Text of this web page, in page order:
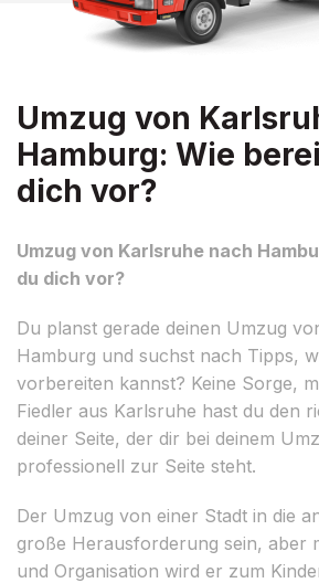
Umzug von
Hamburg: Wie
dich vor?
Umzug von Karlsruhe nach
du dich vor?
Du planst gerade deinen Umzug
Hamburg und suchst nach Tipps,
vorbereiten kannst? Keine Sorge,
Fiedler aus Karlsruhe hast du den
deiner Seite, der dir bei deinem
professionell zur Seite steht.
Der Umzug von einer Stadt in die
große Herausforderung sein, aber
und Organisation wird er zum